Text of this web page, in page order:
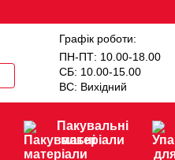
Графік роботи:
ПН-ПТ: 10.00-18.00
СБ: 10.00-15.00
ВС: Вихідний
Пакувальні
матеріали